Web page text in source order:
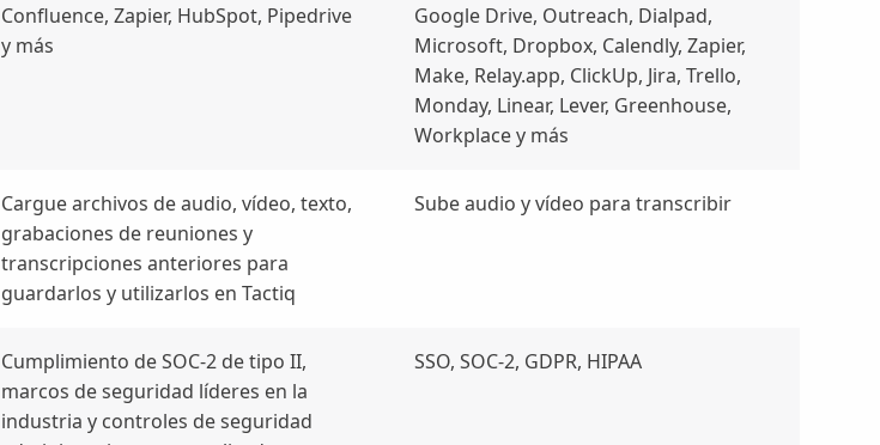
Confluence, Zapier, HubSpot, Pipedrive
y más
Google Drive, Outreach, Dialpad,
Microsoft, Dropbox, Calendly, Zapier,
Make, Relay.app, ClickUp, Jira, Trello,
Monday, Linear, Lever, Greenhouse,
Workplace y más
Cargue archivos de audio, vídeo, texto,
grabaciones de reuniones y
transcripciones anteriores para
guardarlos y utilizarlos en Tactiq
Sube audio y vídeo para transcribir
Cumplimiento de SOC-2 de tipo II,
marcos de seguridad líderes en la
industria y controles de seguridad
SSO, SOC-2, GDPR, HIPAA